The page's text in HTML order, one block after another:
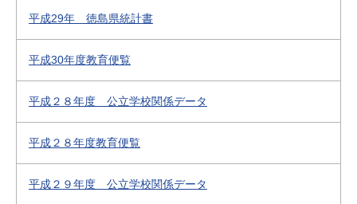
平成29年 徳島県統計書
平成30年度教育便覧
平成２８年度 公立学校関係データ
平成２８年度教育便覧
平成２９年度 公立学校関係データ